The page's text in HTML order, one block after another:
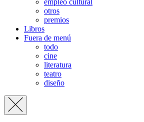
otros
premios
Libros
Fuera de menú
todo
cine
literatura
teatro
diseño